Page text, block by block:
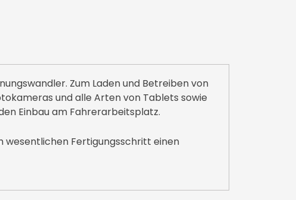
Zum Laden und Betreiben von
und alle Arten von Tablets sowie
Einbau am Fahrerarbeitsplatz.
wesentlichen Fertigungsschritt einen